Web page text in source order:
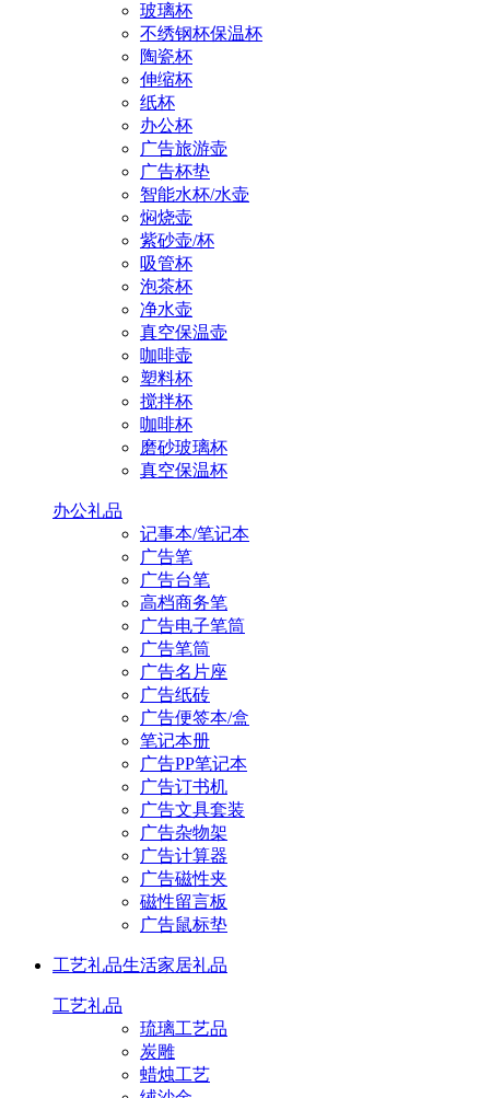
玻璃杯
不绣钢杯保温杯
陶瓷杯
伸缩杯
纸杯
办公杯
广告旅游壶
广告杯垫
智能水杯/水壶
焖烧壶
紫砂壶/杯
吸管杯
泡茶杯
净水壶
真空保温壶
咖啡壶
塑料杯
搅拌杯
咖啡杯
磨砂玻璃杯
真空保温杯
办公礼品
记事本/笔记本
广告笔
广告台笔
高档商务笔
广告电子笔筒
广告笔筒
广告名片座
广告纸砖
广告便签本/盒
笔记本册
广告PP笔记本
广告订书机
广告文具套装
广告杂物架
广告计算器
广告磁性夹
磁性留言板
广告鼠标垫
工艺礼品生活家居礼品
工艺礼品
琉璃工艺品
炭雕
蜡烛工艺